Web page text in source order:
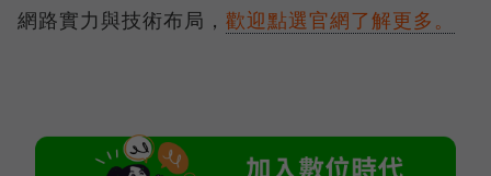
網路實力與技術布局， 歡迎點選官網了解更多。